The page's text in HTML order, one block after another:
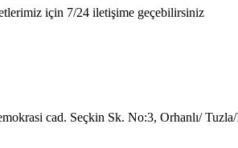
için 7/24 iletişime geçebilirsiniz
cad. Seçkin Sk. No:3, Orhanlı/